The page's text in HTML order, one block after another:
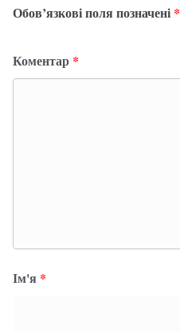
Обов’язкові поля позначені *
Коментар *
Ім'я *